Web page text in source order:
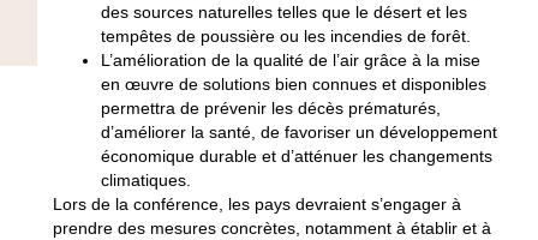
des sources naturelles telles que le désert et les
tempêtes de poussière ou les incendies de forêt.
L’amélioration de la qualité de l’air grâce à la mise
en œuvre de solutions bien connues et disponibles
permettra de prévenir les décès prématurés,
d’améliorer la santé, de favoriser un développement
économique durable et d’atténuer les changements
climatiques.
Lors de la conférence, les pays devraient s’engager à
prendre des mesures concrètes, notamment à établir et à